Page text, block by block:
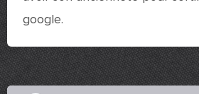
google.